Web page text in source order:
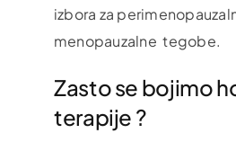
izbora za
menopauzalne tegobe.
Zasto se bojimo
terapije ?